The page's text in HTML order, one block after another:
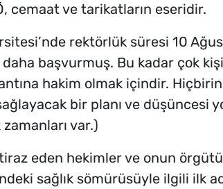
cemaat ve tarikatların eseridir.
rektörlük süresi 10
başvurmuş. Bu kadar çok
hakim olmak içindir.
bir planı ve düşüncesi
var.)
eden hekimler ve onun örgütü
sağlık sömürüsüyle ilgili ilk